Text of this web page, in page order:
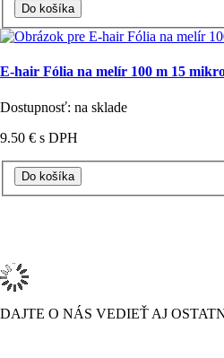
E-hair Fólia na melír 100 m 15
Dostupnosť: na sklade
9.50 € s DPH
DAJTE O NÁS VEDIEŤ AJ